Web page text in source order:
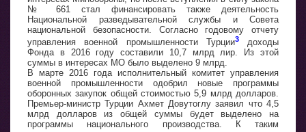
№ 661 стал финансировать также деятельность
Национальной разведывательной службы и Совета
национальной безопасности. Согласно годовому отчету
управления военной промышленности Турции3доходы
Фонда в 2016 году составили 10,7 млрд лир. Из этой
суммы в интересах МО было выделено 9 млрд.
В марте 2016 года исполнительный комитет управления
военной промышленности одобрил новые программы
оборонных закупок общей стоимостью 5,9 млрд долларов.
Премьер-министр Турции Ахмет Довутоглу заявил что 4,5
млрд долларов из общей суммы будет выделено на
программы национального производства. К таким